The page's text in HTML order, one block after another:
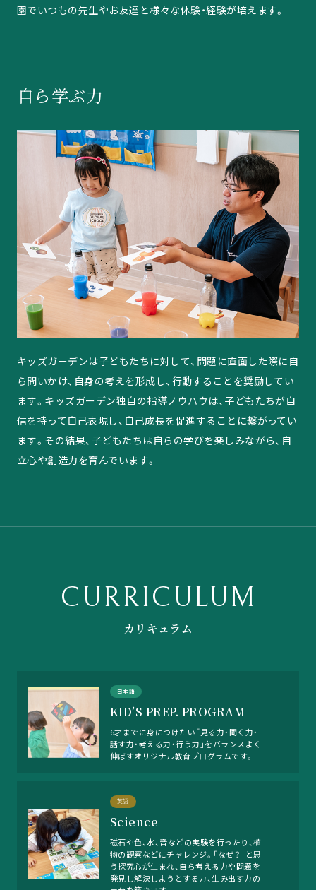
園でいつもの先生やお友達と様々な体験・経験が培えます。
自ら学ぶ力
キッズガーデンは子どもたちに対して、問題に直面した際に自
ら問いかけ、自身の考えを形成し、行動することを奨励してい
ます。キッズガーデン独自の指導ノウハウは、子どもたちが自
信を持って自己表現し、自己成長を促進することに繋がってい
ます。その結果、子どもたちは自らの学びを楽しみながら、自
立心や創造力を育んでいます。
CURRICULUM
カリキュラム
日本語
KID’S PREP. PROGRAM
6才までに身につけたい「見る力・聞く力・
話す力・考える力・行う力」をバランスよく
伸ばすオリジナル教育プログラムです。
英語
Science
磁石や色、水、音などの実験を行ったり、植
物の観察などにチャレンジ。「なぜ？」と思
う探究心が生まれ、自ら考える力や問題を
発見し解決しようとする力、生み出す力の